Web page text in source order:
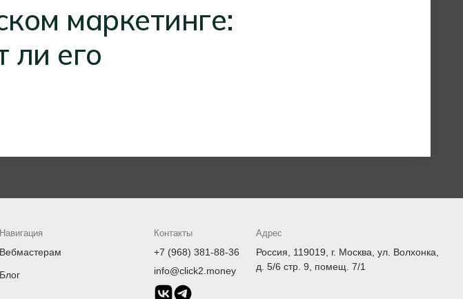
маркетинге:
ли его
Навигация
Вебмастерам
Блог
Контакты
+7 (968) 381-88-36
info@click2.money
Адрес
Россия, 119019, г. Москва, ул. Волхонка,
д. 5/6 стр. 9, помещ. 7/1